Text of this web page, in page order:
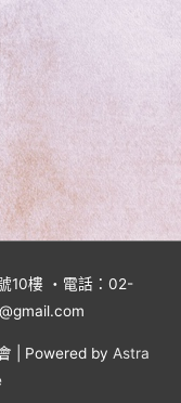
10樓 ・電話：02-
| Powered by Astra